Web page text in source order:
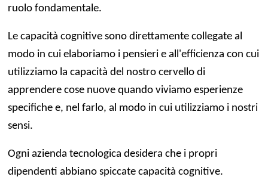
ruolo fondamentale.
Le capacità cognitive sono direttamente collegate al
modo in cui elaboriamo i pensieri e all'efficienza con cui
utilizziamo la capacità del nostro cervello di
apprendere cose nuove quando viviamo esperienze
specifiche e, nel farlo, al modo in cui utilizziamo i nostri
sensi.
Ogni azienda tecnologica desidera che i propri
dipendenti abbiano spiccate capacità cognitive.